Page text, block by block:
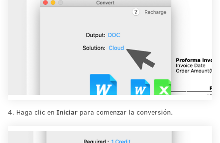
4. Haga clic en Iniciar para comenzar la conversión.